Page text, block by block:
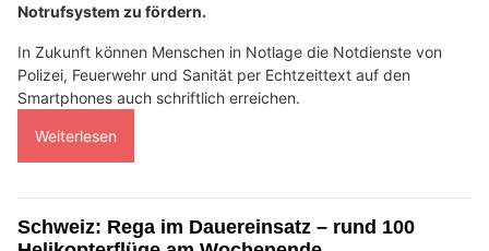
Notrufsystem zu fördern.
In Zukunft können Menschen in Notlage die Notdienste von
Polizei, Feuerwehr und Sanität per Echtzeittext auf den
Smartphones auch schriftlich erreichen.
Weiterlesen
Schweiz: Rega im Dauereinsatz – rund 100